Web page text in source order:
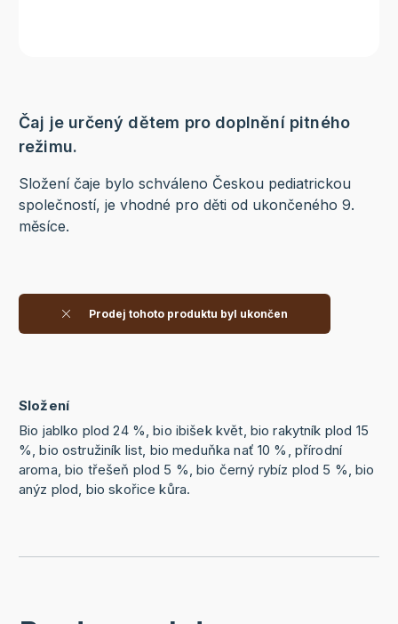
Čaj je určený dětem pro doplnění pitného
režimu.
Složení čaje bylo schváleno Českou pediatrickou
společností, je vhodné pro děti od ukončeného 9.
měsíce.
Prodej tohoto produktu byl ukončen
Složení
Bio jablko plod 24 %, bio ibišek květ, bio rakytník plod 15
%, bio ostružiník list, bio meduňka nať 10 %, přírodní
aroma, bio třešeň plod 5 %, bio černý rybíz plod 5 %, bio
anýz plod, bio skořice kůra.